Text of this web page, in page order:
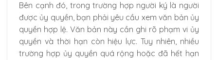
Bên cạnh đó, trong trường hợp người ký là người
được ủy quyền, bạn phải yêu cầu xem văn bản ủy
quyền hợp lệ. Văn bản này cần ghi rõ phạm vi ủy
quyền và thời hạn còn hiệu lực. Tuy nhiên, nhiều
trường hợp ủy quyền quá rộng hoặc đã hết hạn